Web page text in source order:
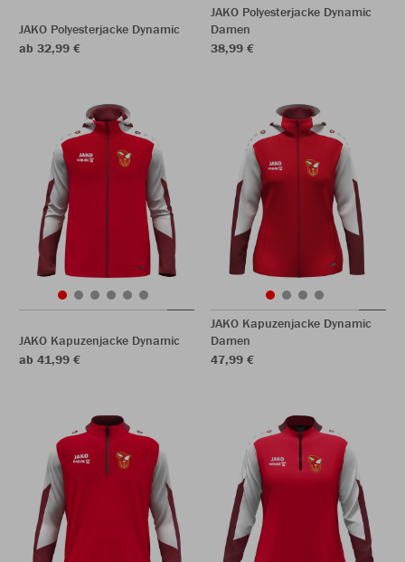
JAKO Polyesterjacke Dynamic
ab 32,99 €
JAKO Polyesterjacke Dynamic
Damen
38,99 €
JAKO Kapuzenjacke Dynamic
ab 41,99 €
JAKO Kapuzenjacke Dynamic
Damen
47,99 €